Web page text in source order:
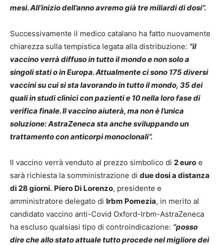
mesi. All’inizio dell’anno avremo già tre miliardi di dosi”.
Successivamente il medico catalano ha fatto nuovamente
chiarezza sulla tempistica legata alla distribuzione: “il
vaccino verrà diffuso in tutto il mondo e non solo a
singoli stati o in Europa. Attualmente ci sono 175 diversi
vaccini su cui si sta lavorando in tutto il mondo, 35 dei
quali in studi clinici con pazienti e 10 nella loro fase di
verifica finale. Il vaccino aiuterà, ma non è l’unica
soluzione: AstraZeneca sta anche sviluppando un
trattamento con anticorpi monoclonali”.
Il vaccino verrà venduto al prezzo simbolico di 2 euro e
sarà richiesta la somministrazione di due dosi a distanza
di 28 giorni. Piero Di Lorenzo, presidente e
amministratore delegato di Irbm Pomezia, in merito al
candidato vaccino anti-Covid Oxford-Irbm-AstraZeneca
ha escluso qualsiasi tipo di controindicazione: “posso
dire che allo stato attuale tutto procede nel migliore dei